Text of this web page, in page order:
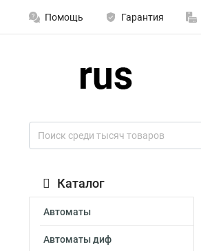
Помощь Гарантия
Каталог
Автоматы
Автоматы диф